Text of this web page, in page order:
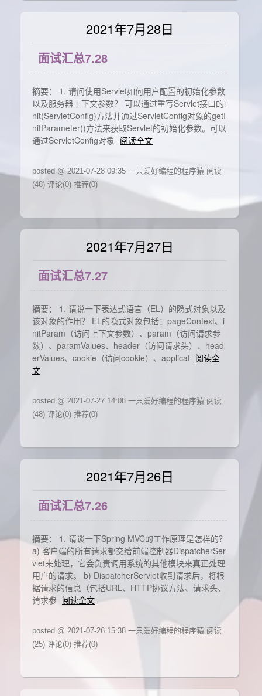
2021年7月28日
面试汇总7.28
摘要： 1. 请问使用Servlet如何用户配置的初始化参数
以及服务器上下文参数？ 可以通过重写Servlet接口的i
nit(ServletConfig)方法并通过ServletConfig对象的getI
nitParameter()方法来获取Servlet的初始化参数。可以
通过ServletConfig对象 阅读全文
posted @ 2021-07-28 09:35 一只爱好编程的程序猿 阅读
(48) 评论(0) 推荐(0)
2021年7月27日
面试汇总7.27
摘要： 1. 请说一下表达式语言（EL）的隐式对象以及
该对象的作用？ EL的隐式对象包括：pageContext、i
nitParam（访问上下文参数）、param（访问请求参
数）、paramValues、header（访问请求头）、head
erValues、cookie（访问cookie）、applicat 阅读全
文
posted @ 2021-07-27 14:08 一只爱好编程的程序猿 阅读
(48) 评论(0) 推荐(0)
2021年7月26日
面试汇总7.26
摘要： 1. 请谈一下Spring MVC的工作原理是怎样的？
a) 客户端的所有请求都交给前端控制器DispatcherSer
vlet来处理，它会负责调用系统的其他模块来真正处理
用户的请求。 b) DispatcherServlet收到请求后，将根
据请求的信息（包括URL、HTTP协议方法、请求头、
请求参 阅读全文
posted @ 2021-07-26 15:38 一只爱好编程的程序猿 阅读
(25) 评论(0) 推荐(0)